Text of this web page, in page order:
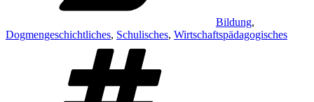
Bildung,
Dogmengeschichtliches, Schulisches, Wirtschaftspädagogisches